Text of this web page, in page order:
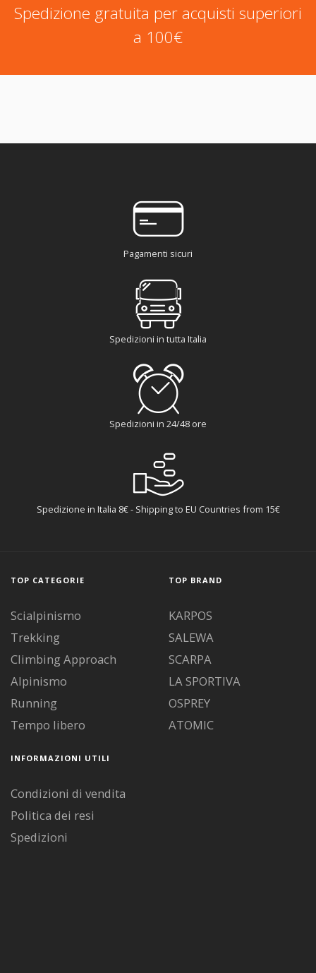
Spedizione gratuita per acquisti superiori
a 100€
Pagamenti sicuri
Spedizioni in tutta Italia
Spedizioni in 24/48 ore
Spedizione in Italia 8€ - Shipping to EU Countries from 15€
TOP CATEGORIE
Scialpinismo
Trekking
Climbing Approach
Alpinismo
Running
Tempo libero
TOP BRAND
KARPOS
SALEWA
SCARPA
LA SPORTIVA
OSPREY
ATOMIC
INFORMAZIONI UTILI
Condizioni di vendita
Politica dei resi
Spedizioni